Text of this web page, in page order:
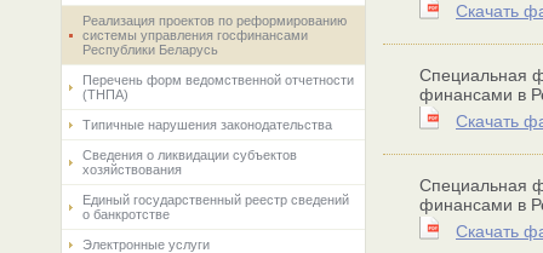
Реализация проектов по реформированию
системы управления госфинансами
Республики Беларусь
Перечень форм ведомственной отчетности
(ТНПА)
Типичные нарушения законодательства
Сведения о ликвидации субъектов
хозяйствования
Единый государственный реестр сведений
о банкротстве
Электронные услуги
Скачать
Специальная
финансами в
Скачать
Специальная
финансами в
Скачать